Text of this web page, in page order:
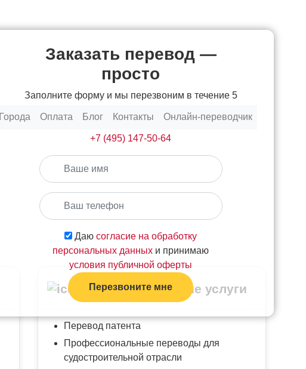
Города Оплата Блог Контакты Онлайн-переводчик
Заказать перевод —
просто
Заполните форму и мы перезвоним в течение 5
+7 (495) 147-50-64
Даюсогласие на обработку
персональных данных и принимаю
условия публичной оферты
Перезвоните мне
Дополнительные услуги
Перевод патента
Профессиональные переводы для
судостроительной отрасли